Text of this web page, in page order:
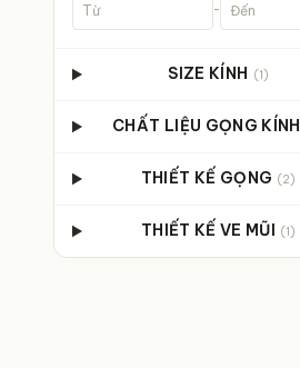
-
SIZE KÍNH (1)
CHẤT LIỆU GỌNG KÍNH
THIẾT KẾ GỌNG (2)
THIẾT KẾ VE MŨI (1)